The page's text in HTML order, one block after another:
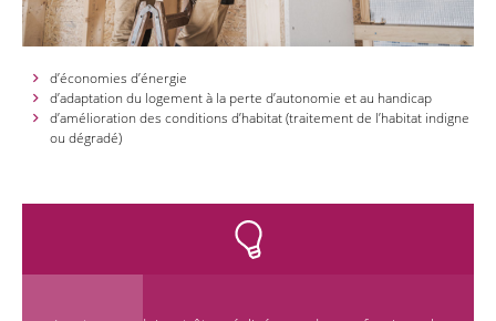
d’économies d’énergie
d’adaptation du logement à la perte d’autonomie et au handicap
d’amélioration des conditions d’habitat (traitement de l’habitat indigne
ou dégradé)